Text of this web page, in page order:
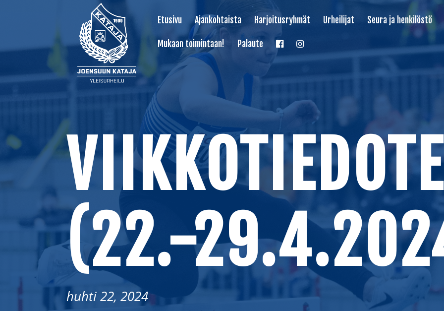
Etusivu Ajankohtaista Harjoitusryhmät Urheilijat Seura ja henkilöstö
Mukaan toimintaan! Palaute
(22.-
huhti 22, 2024